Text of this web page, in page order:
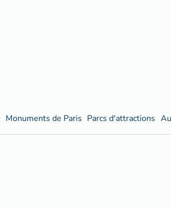
Monuments de Paris Parcs d'attractions